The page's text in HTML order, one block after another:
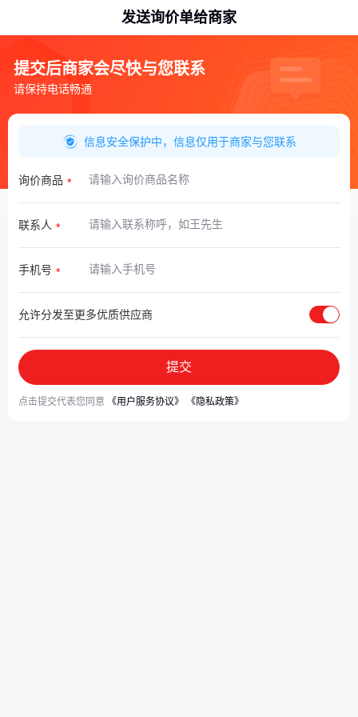
发送询价单给商家
提交后商家会尽快与您联系
请保持电话畅通
信息安全保护中，信息仅用于商家与您联系
询价商品
联系人
手机号
允许分发至更多优质供应商
提交
点击提交代表您同意 《用户服务协议》 《隐私政策》